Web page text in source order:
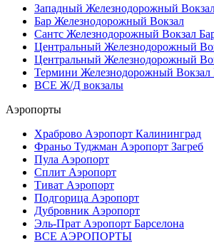
Западный Железнодорожный
Бар Железнодорожный Вокзал
Сантс Железнодорожный Вокзал
Центральный Железнодорожный
Центральный Железнодорожный
Термини Железнодорожный
ВСЕ Ж/Д вокзалы
Аэропорты
Храброво Аэропорт Калининград
Франьо Туджман Аэропорт Загреб
Пула Аэропорт
Сплит Аэропорт
Тиват Аэропорт
Подгорица Аэропорт
Дубровник Аэропорт
Эль-Прат Аэропорт Барселона
ВСЕ АЭРОПОРТЫ